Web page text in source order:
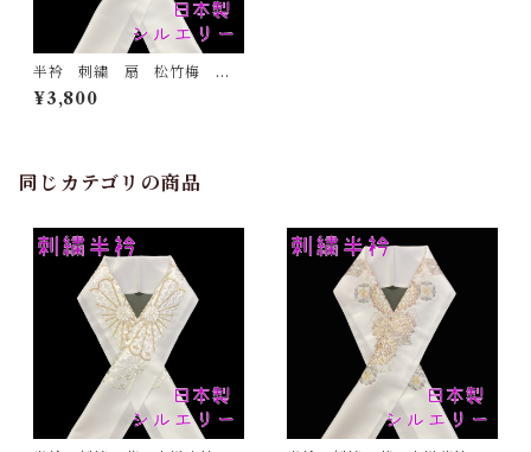
半衿 刺繍 扇 松竹梅
金 白地 シルエリー 新合
繊 日本製 刺繍衿 和装小
¥3,800
同じカテゴリの商品